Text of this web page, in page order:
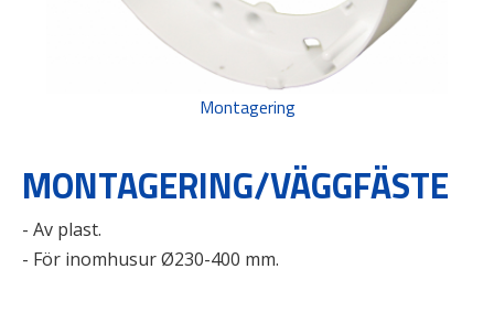
Montagering
MONTAGERING/VÄGGFÄSTE
- Av plast.
- För inomhusur Ø230-400 mm.